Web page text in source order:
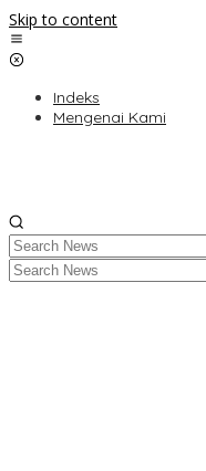
Skip to content
Indeks
Mengenai Kami